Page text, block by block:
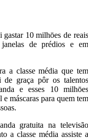
gastar 10 milhōes de reais
de prédios e em
a classe média que tem
de graça pôr os talentos
e esses 10 milhōes
máscaras para quem tem
gratuita na televisão
a classe média assiste a